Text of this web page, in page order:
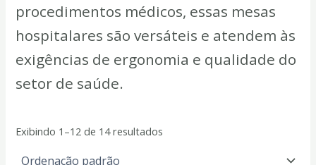
procedimentos médicos, essas mesas
hospitalares são versáteis e atendem às
exigências de ergonomia e qualidade do
setor de saúde.
Exibindo 1–12 de 14 resultados